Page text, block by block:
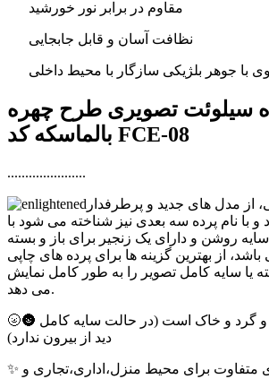
مقاوم در برابر نور خورشید
نظافت آسان و قابل جابجایی
با جوهر بلژیکی سازگار با محیط داخلی
سیلوئت تصویری طرح چهره
بالماسکه کد FCE-08
......................
از مدل های جدید و پرطرفدار
با نام پرده سه بعدی نیز شناخته می شود با
روشن و دارای یک زنجیر برای باز و بسته
از بهترین گزینه ها برای پرده های چاپی
یا سایه کامل تصویر را به طور کامل نمایش
می دهد.
🌝🌚 بهترین کاور برای نور و گرد و خاک است (در حالت سایه کامل
دید از بیرون ندارد)